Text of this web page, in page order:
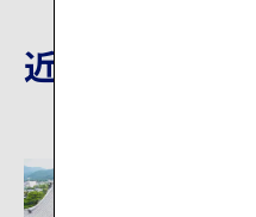
近隣の観光地